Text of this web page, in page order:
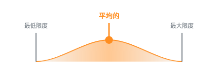
最低限度 最大限度
平均的